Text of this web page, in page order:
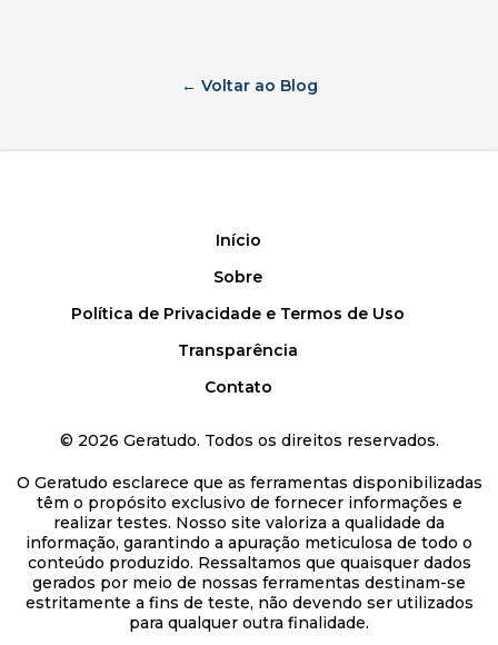
← Voltar ao Blog
Início
Sobre
Política de Privacidade e Termos de Uso
Transparência
Contato
© 2026 Geratudo. Todos os direitos reservados.
O Geratudo esclarece que as ferramentas disponibilizadas
têm o propósito exclusivo de fornecer informações e
realizar testes. Nosso site valoriza a qualidade da
informação, garantindo a apuração meticulosa de todo o
conteúdo produzido. Ressaltamos que quaisquer dados
gerados por meio de nossas ferramentas destinam-se
estritamente a fins de teste, não devendo ser utilizados
para qualquer outra finalidade.